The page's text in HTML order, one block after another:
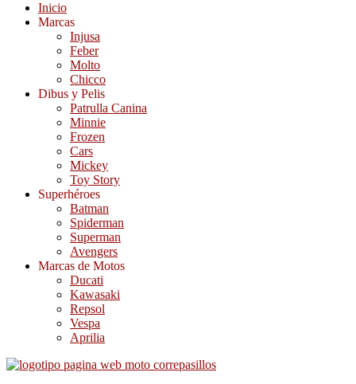
Inicio
Marcas
Injusa
Feber
Molto
Chicco
Dibus y Pelis
Patrulla Canina
Minnie
Frozen
Cars
Mickey
Toy Story
Superhéroes
Batman
Spiderman
Superman
Avengers
Marcas de Motos
Ducati
Kawasaki
Repsol
Vespa
Aprilia